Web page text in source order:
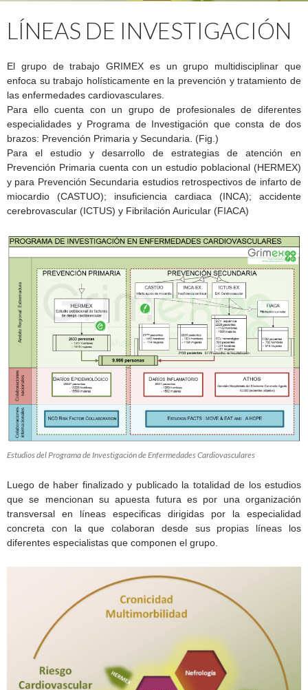
LÍNEAS DE INVESTIGACIÓN
El grupo de trabajo GRIMEX es un grupo multidisciplinar que
enfoca su trabajo holísticamente en la prevención y tratamiento de
las enfermedades cardiovasculares.
Para ello cuenta con un grupo de profesionales de diferentes
especialidades y Programa de Investigación que consta de dos
brazos: Prevención Primaria y Secundaria. (Fig.)
Para el estudio y desarrollo de estrategias de atención en
Prevención Primaria cuenta con un estudio poblacional (HERMEX)
y para Prevención Secundaria estudios retrospectivos de infarto de
miocardio (CASTUO); insuficiencia cardiaca (INCA); accidente
cerebrovascular (ICTUS) y Fibrilación Auricular (FIACA)
Estudios del Programa de Investigación de Enfermedades Cardiovasculares
Luego de haber finalizado y publicado la totalidad de los estudios
que se mencionan su apuesta futura es por una organización
transversal en líneas especificas dirigidas por la especialidad
concreta con la que colaboran desde sus propias líneas los
diferentes especialistas que componen el grupo.